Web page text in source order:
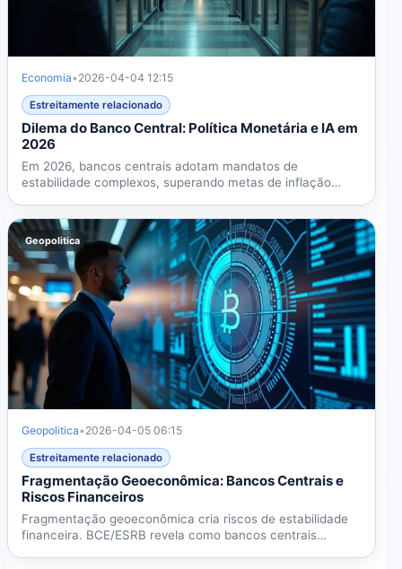
Economia• 2026-04-04 12:15
Estreitamente relacionado
Dilema do Banco Central: Política Monetária e IA em
2026
Em 2026, bancos centrais adotam mandatos de
estabilidade complexos, superando metas de inflação
Geopolitica
Geopolitica• 2026-04-05 06:15
Estreitamente relacionado
Fragmentação Geoeconômica: Bancos Centrais e
Riscos Financeiros
Fragmentação geoeconômica cria riscos de estabilidade
financeira. BCE/ESRB revela como bancos centrais